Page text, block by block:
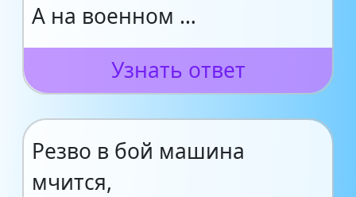
А на военном …
Узнать ответ
Резво в бой машина
мчится,